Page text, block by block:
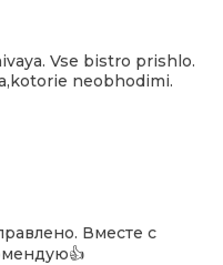
Vse bistro prishlo.
neobhodimi.
Вместе с